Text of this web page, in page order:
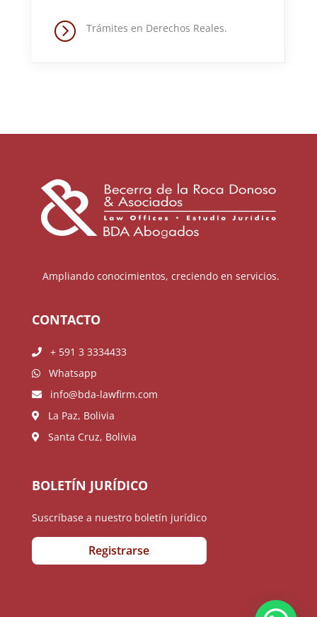
= Trámites en Derechos Reales.
Ampliando conocimientos, creciendo en servicios.
CONTACTO
+ 591 3 3334433
Whatsapp
info@bda-lawfirm.com
La Paz, Bolivia
Santa Cruz, Bolivia
BOLETÍN JURÍDICO
Suscríbase a nuestro boletín jurídico
Registrarse